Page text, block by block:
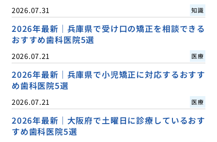
2026.07.31 知識
2026年最新｜兵庫県で受け口の矯正を相談できる
おすすめ歯科医院5選
2026.07.21 医療
2026年最新｜兵庫県で小児矯正に対応するおすす
め歯科医院5選
2026.07.21 医療
2026年最新｜大阪府で土曜日に診療しているおす
すめ歯科医院5選